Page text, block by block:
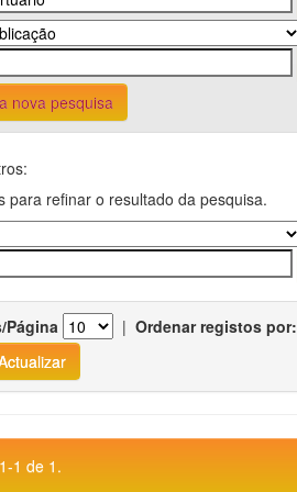
nova pesquisa
para refinar o resultado da pesquisa.
Página | Ordenar registos por:
1 de 1.